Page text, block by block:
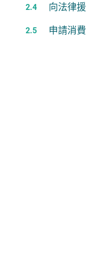
向法律
申請消